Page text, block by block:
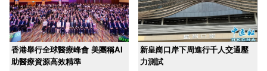
香港舉行全球醫療峰會 美團稱AI
助醫療資源高效精準
新皇崗口岸下周進行千人交通壓
力測試